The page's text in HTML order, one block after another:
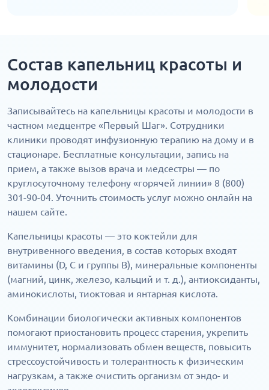
Состав капельниц красоты и
молодости
Записывайтесь на капельницы красоты и молодости в
частном медцентре «Первый Шаг». Сотрудники
клиники проводят инфузионную терапию на дому и в
стационаре. Бесплатные консультации, запись на
прием, а также вызов врача и медсестры — по
круглосуточному телефону «горячей линии» 8 (800)
301-90-04. Уточнить стоимость услуг можно онлайн на
нашем сайте.
Капельницы красоты — это коктейли для
внутривенного введения, в состав которых входят
витамины (D, С и группы В), минеральные компоненты
(магний, цинк, железо, кальций и т. д.), антиоксиданты,
аминокислоты, тиоктовая и янтарная кислота.
Комбинации биологически активных компонентов
помогают приостановить процесс старения, укрепить
иммунитет, нормализовать обмен веществ, повысить
стрессоустойчивость и толерантность к физическим
нагрузкам, а также очистить организм от эндо- и